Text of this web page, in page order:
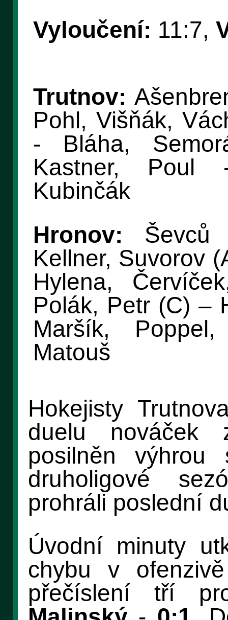
Vyloučení: 11:7,
Trutnov:
Pohl, Višňák,
- Bláha,
Kastner, Poul
Kubinčák
Hronov: Ševců
Kellner, Suvorov
Hylena,
Polák, Petr (C) –
Maršík,
Matouš
Hokejisty
duelu nováček
posilněn
druholigové
prohráli poslední
Úvodní minuty
chybu v
přečíslení tří